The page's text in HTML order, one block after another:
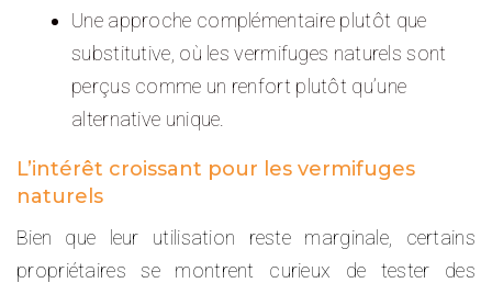
Une approche complémentaire plutôt que
substitutive, où les vermifuges naturels sont
perçus comme un renfort plutôt qu’une
alternative unique.
L’intérêt croissant pour les vermifuges
naturels
Bien que leur utilisation reste marginale, certains
propriétaires se montrent curieux de tester des